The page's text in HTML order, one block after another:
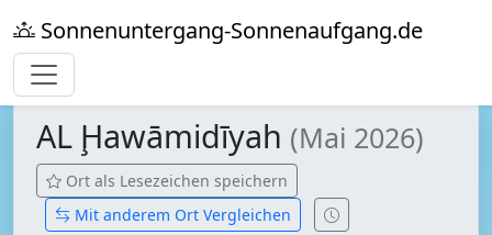
Sonnenuntergang-Sonnenaufgang.de
AL Ḩawāmidīyah (Mai 2026)
Ort als Lesezeichen speichern
Mit anderem Ort Vergleichen